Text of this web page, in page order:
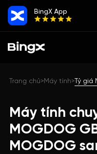
BingX App
Trang chủ>Máy tính>Tỷ giá
Máy tính
MOGDOG
MOGDOG